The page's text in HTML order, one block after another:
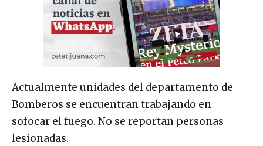
Actualmente unidades del departamento de
Bomberos se encuentran trabajando en
sofocar el fuego. No se reportan personas
lesionadas.